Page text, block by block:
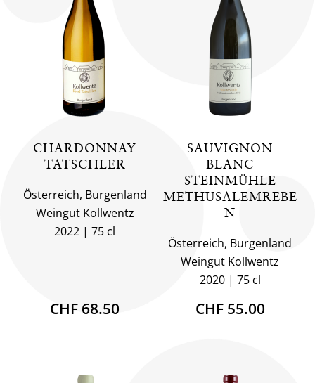
CHARDONNAY
TATSCHLER
Österreich, Burgenland
Weingut Kollwentz
2022
75 cl
CHF 68.50
SAUVIGNON
BLANC
STEINMÜHLE
METHUSALEMREBE
N
Österreich, Burgenland
Weingut Kollwentz
2020
75 cl
CHF 55.00